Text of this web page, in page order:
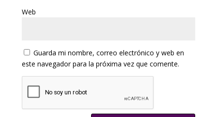
Web
Guarda mi nombre, correo electrónico y web en
este navegador para la próxima vez que comente.